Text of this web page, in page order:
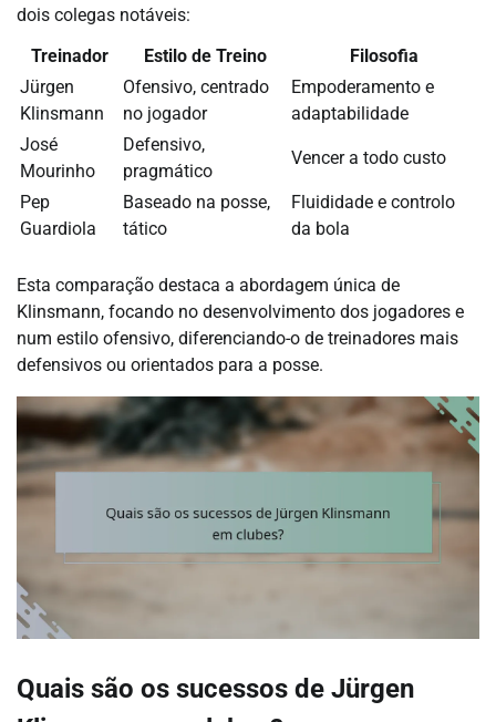
dois colegas notáveis:
Treinador
Estilo de Treino
Filosofia
Jürgen
Klinsmann
Ofensivo, centrado
no jogador
Empoderamento e
adaptabilidade
José
Mourinho
Defensivo,
pragmático
Vencer a todo custo
Pep
Guardiola
Baseado na posse,
tático
Fluididade e controlo
da bola
Esta comparação destaca a abordagem única de
Klinsmann, focando no desenvolvimento dos jogadores e
num estilo ofensivo, diferenciando-o de treinadores mais
defensivos ou orientados para a posse.
Quais são os sucessos de Jürgen